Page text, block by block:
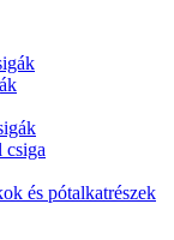
és pótalkatrészek